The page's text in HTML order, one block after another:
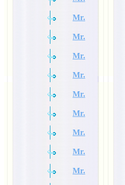
Mr.
Mr.
Mr.
Mr.
Mr.
Mr.
Mr.
Mr.
Mr.